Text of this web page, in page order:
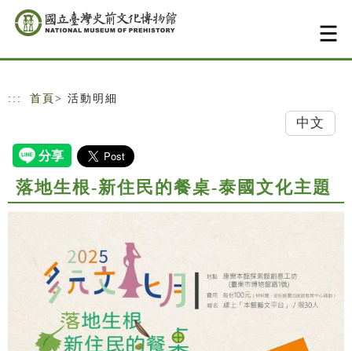
跳到主要內容
網站導覽
::: 首頁 > 活動明細
中文
落地生根-新住民的餐桌-泰國文化主題